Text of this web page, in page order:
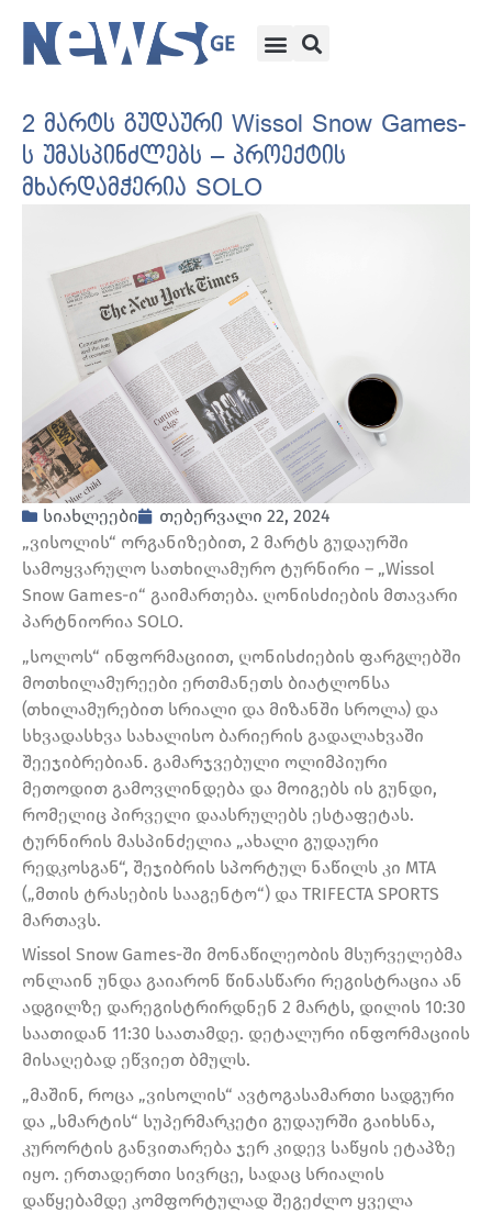
2 მარტს გუდაური Wissol Snow Games-
ს უმასპინძლებს – პროექტის
მხარდამჭერია SOLO
სიახლეები
თებერვალი 22, 2024
„ვისოლის“ ორგანიზებით, 2 მარტს გუდაურში
სამოყვარულო სათხილამურო ტურნირი – „Wissol
Snow Games-ი“ გაიმართება. ღონისძიების მთავარი
პარტნიორია SOLO.
„სოლოს“ ინფორმაციით, ღონისძიების ფარგლებში
მოთხილამურეები ერთმანეთს ბიატლონსა
(თხილამურებით სრიალი და მიზანში სროლა) და
სხვადასხვა სახალისო ბარიერის გადალახვაში
შეეჯიბრებიან. გამარჯვებული ოლიმპიური
მეთოდით გამოვლინდება და მოიგებს ის გუნდი,
რომელიც პირველი დაასრულებს ესტაფეტას.
ტურნირის მასპინძელია „ახალი გუდაური
რედკოსგან“, შეჯიბრის სპორტულ ნაწილს კი MTA
(„მთის ტრასების სააგენტო“) და TRIFECTA SPORTS
მართავს.
Wissol Snow Games-ში მონაწილეობის მსურველებმა
ონლაინ უნდა გაიარონ წინასწარი რეგისტრაცია ან
ადგილზე დარეგისტრირდნენ 2 მარტს, დილის 10:30
საათიდან 11:30 საათამდე. დეტალური ინფორმაციის
მისაღებად ეწვიეთ ბმულს.
„მაშინ, როცა „ვისოლის“ ავტოგასამართი სადგური
და „სმარტის“ სუპერმარკეტი გუდაურში გაიხსნა,
კურორტის განვითარება ჯერ კიდევ საწყის ეტაპზე
იყო. ერთადერთი სივრცე, სადაც სრიალის
დაწყებამდე კომფორტულად შეგეძლო ყველა